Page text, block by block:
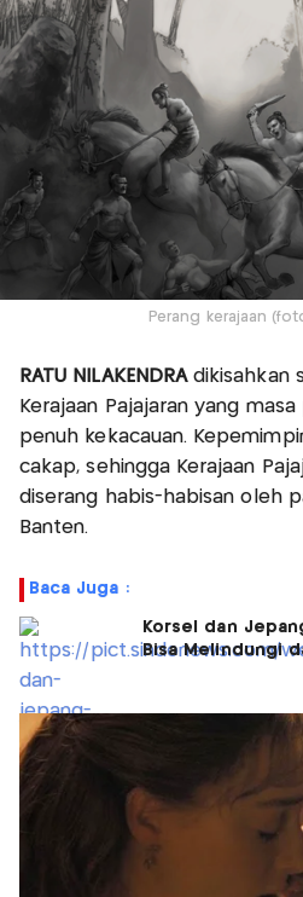
Perang kerajaan
RATU NILAKENDRAdikisahkan
Kerajaan Pajajaran yang
penuh kekacauan.
cakap, sehingga Kerajaan
diserang habis-habisan oleh
Banten.
Baca Juga :
Korsel dan
Bisa Melindungi